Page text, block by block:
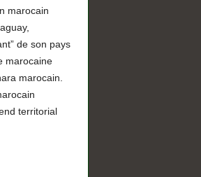
marocain
de son pays
marocaine
marocain.
territorial